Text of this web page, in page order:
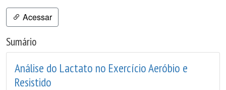
Acessar
Sumário
Análise do Lactato no Exercício Aeróbio e
Resistido